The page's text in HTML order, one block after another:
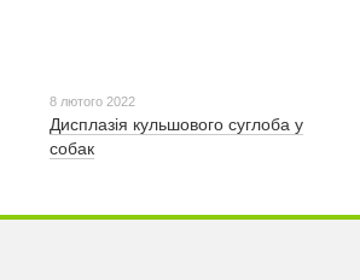
8 лютого 2022
Дисплазія кульшового суглоба у
собак